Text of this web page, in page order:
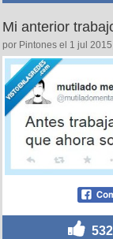
Mi anterior
por Pintones el 1 jul
532